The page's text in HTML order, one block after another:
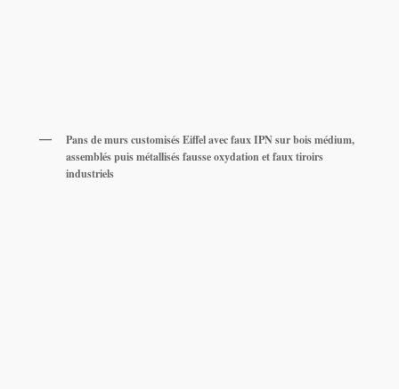
Pans de murs customisés Eiffel avec faux IPN sur bois médium,
assemblés puis métallisés fausse oxydation et faux tiroirs
industriels